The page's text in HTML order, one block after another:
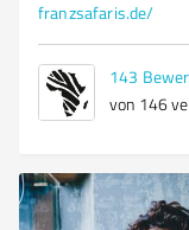
franzsafaris.de/
143
von 146